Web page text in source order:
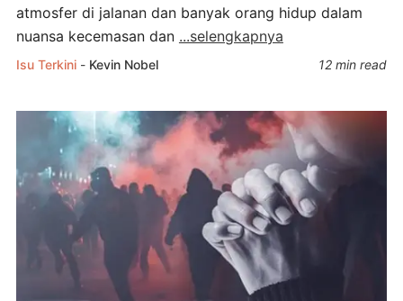
atmosfer di jalanan dan banyak orang hidup dalam
nuansa kecemasan dan ...selengkapnya
Isu Terkini - Kevin Nobel 12 min read